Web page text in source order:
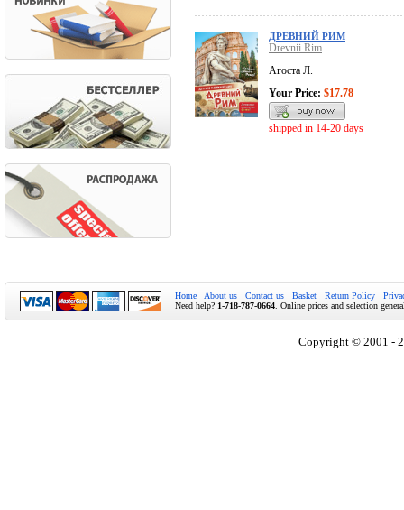
ДРЕВНИЙ РИМ
Drevnii Rim
Агоста Л.
Your Price: $17.78
shipped in 14-20 days
Home About us Contact us Basket Return Policy
Need help? 1-718-787-0664 . Online prices and selection
Copyright © 2001 -